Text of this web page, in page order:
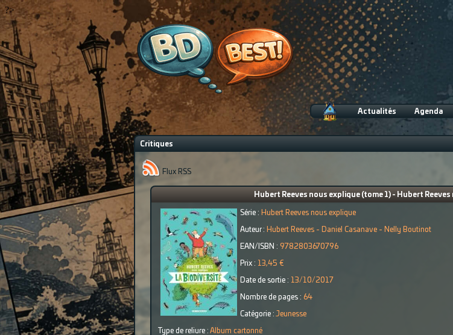
?>
Actualités Agenda
Critiques
Flux RSS
Hubert Reeves nous explique (tome 1) - Hubert
Série : Hubert Reeves nous explique
Auteur : Hubert Reeves - Daniel Casanave - Nelly Boutinot
EAN/ISBN : 9782803670796
Prix : 13,45 €
Date de sortie : 13/10/2017
Nombre de pages : 64
Catégorie : Jeunesse
Type de reliure : Album cartonné